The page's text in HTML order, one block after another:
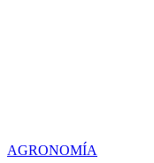
AGRONOMÍA